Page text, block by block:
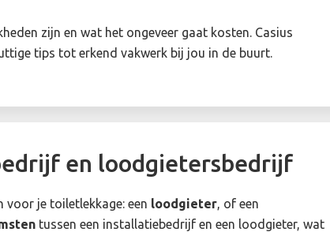
zijn en wat het ongeveer gaat kosten. Casius
tips tot erkend vakwerk bij jou in de buurt.
en loodgietersbedrijf
voor je toiletlekkage: een loodgieter, of een
tussen een installatiebedrijf en een loodgieter, wat